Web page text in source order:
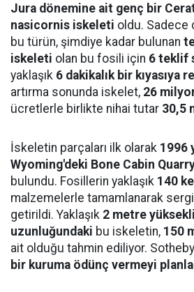
Jura dönemine ait genç bir
nasicornis iskeleti oldu. Sadece
bu türün, şimdiye kadar bulunan
iskeleti olan bu fosili için 6 teklif
yaklaşık 6 dakikalık bir kıyasıya
artırma sonunda iskelet, 26
ücretlerle birlikte nihai tutar 30,5
İskeletin parçaları ilk olarak 1996
Wyoming'deki Bone Cabin
bulundu. Fosillerin yaklaşık 140
malzemelerle tamamlanarak
getirildi. Yaklaşık 2 metre
uzunluğundaki bu iskeletin, 150
ait olduğu tahmin ediliyor.
bir kuruma ödünç vermeyi